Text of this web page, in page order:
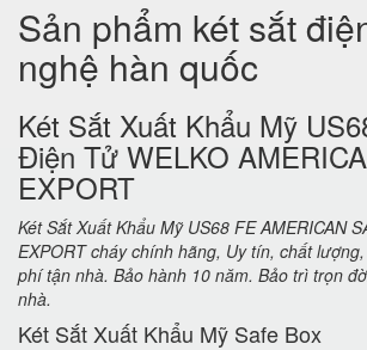
Sản phẩm két sắt
nghệ hàn quốc
Két Sắt Xuất Khẩu Mỹ
Điện Tử WELKO
EXPORT
Két Sắt Xuất Khẩu Mỹ US68 FE AMERICAN
EXPORT cháy chính hãng, Uy tín, chất
phí tận nhà. Bảo hành 10 năm. Bảo trì trọn
nhà.
Két Sắt Xuất Khẩu Mỹ Safe Box